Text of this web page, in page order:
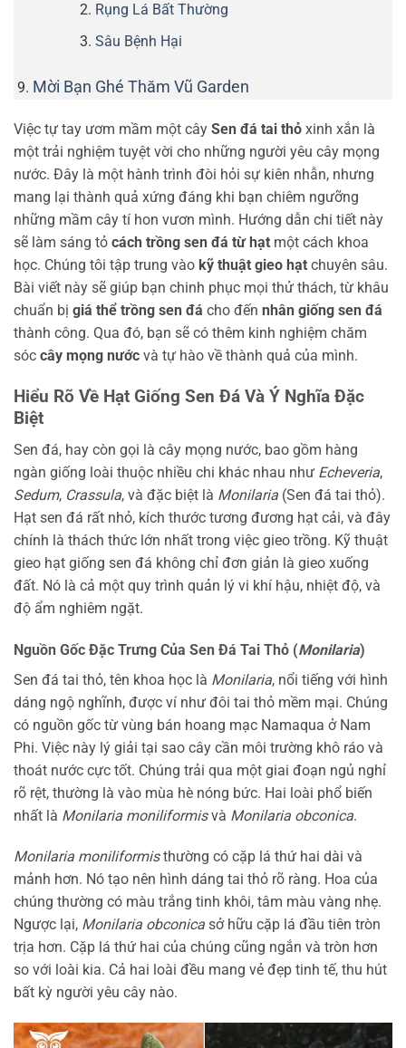
Rụng Lá Bất Thường
Sâu Bệnh Hại
Mời Bạn Ghé Thăm Vũ Garden
Việc tự tay ươm mầm một cây Sen đá tai thỏ xinh xắn là
một trải nghiệm tuyệt vời cho những người yêu cây mọng
nước. Đây là một hành trình đòi hỏi sự kiên nhẫn, nhưng
mang lại thành quả xứng đáng khi bạn chiêm ngưỡng
những mầm cây tí hon vươn mình. Hướng dẫn chi tiết này
sẽ làm sáng tỏ cách trồng sen đá từ hạt một cách khoa
học. Chúng tôi tập trung vào kỹ thuật gieo hạt chuyên sâu.
Bài viết này sẽ giúp bạn chinh phục mọi thử thách, từ khâu
chuẩn bị giá thể trồng sen đá cho đến nhân giống sen đá
thành công. Qua đó, bạn sẽ có thêm kinh nghiệm chăm
sóc cây mọng nước và tự hào về thành quả của mình.
Hiểu Rõ Về Hạt Giống Sen Đá Và Ý Nghĩa Đặc
Biệt
Sen đá, hay còn gọi là cây mọng nước, bao gồm hàng
ngàn giống loài thuộc nhiều chi khác nhau như Echeveria,
Sedum, Crassula, và đặc biệt là Monilaria (Sen đá tai thỏ).
Hạt sen đá rất nhỏ, kích thước tương đương hạt cải, và đây
chính là thách thức lớn nhất trong việc gieo trồng. Kỹ thuật
gieo hạt giống sen đá không chỉ đơn giản là gieo xuống
đất. Nó là cả một quy trình quản lý vi khí hậu, nhiệt độ, và
độ ẩm nghiêm ngặt.
Nguồn Gốc Đặc Trưng Của Sen Đá Tai Thỏ (Monilaria)
Sen đá tai thỏ, tên khoa học là Monilaria, nổi tiếng với hình
dáng ngộ nghĩnh, được ví như đôi tai thỏ mềm mại. Chúng
có nguồn gốc từ vùng bán hoang mạc Namaqua ở Nam
Phi. Việc này lý giải tại sao cây cần môi trường khô ráo và
thoát nước cực tốt. Chúng trải qua một giai đoạn ngủ nghỉ
rõ rệt, thường là vào mùa hè nóng bức. Hai loài phổ biến
nhất là Monilaria moniliformisvà Monilaria obconica.
Monilaria moniliformisthường có cặp lá thứ hai dài và
mảnh hơn. Nó tạo nên hình dáng tai thỏ rõ ràng. Hoa của
chúng thường có màu trắng tinh khôi, tâm màu vàng nhẹ.
Ngược lại, Monilaria obconica sở hữu cặp lá đầu tiên tròn
trịa hơn. Cặp lá thứ hai của chúng cũng ngắn và tròn hơn
so với loài kia. Cả hai loài đều mang vẻ đẹp tinh tế, thu hút
bất kỳ người yêu cây nào.